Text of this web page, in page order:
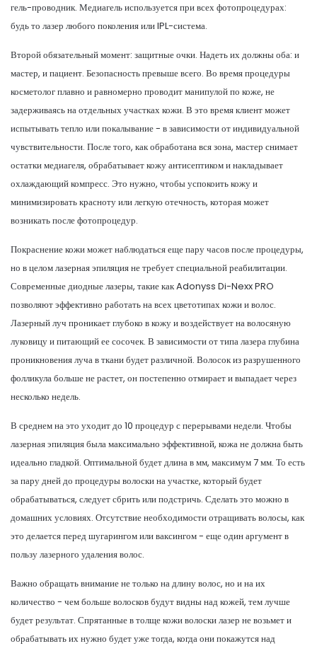
гель-проводник. Медиагель используется при всех фотопроцедурах:
будь то лазер любого поколения или IPL-система.
Второй обязательный момент: защитные очки. Надеть их должны оба: и
мастер, и пациент. Безопасность превыше всего. Во время процедуры
косметолог плавно и равномерно проводит манипулой по коже, не
задерживаясь на отдельных участках кожи. В это время клиент может
испытывать тепло или покалывание - в зависимости от индивидуальной
чувствительности. После того, как обработана вся зона, мастер снимает
остатки медиагеля, обрабатывает кожу антисептиком и накладывает
охлаждающий компресс. Это нужно, чтобы успокоить кожу и
минимизировать красноту или легкую отечность, которая может
возникать после фотопроцедур.
Покраснение кожи может наблюдаться еще пару часов после процедуры,
но в целом лазерная эпиляция не требует специальной реабилитации.
Современные диодные лазеры, такие как Adonyss Di-Nexx PRO
позволяют эффективно работать на всех цветотипах кожи и волос.
Лазерный луч проникает глубоко в кожу и воздействует на волосяную
луковицу и питающий ее сосочек. В зависимости от типа лазера глубина
проникновения луча в ткани будет различной. Волосок из разрушенного
фолликула больше не растет, он постепенно отмирает и выпадает через
несколько недель.
В среднем на это уходит до 10 процедур с перерывами недели. Чтобы
лазерная эпиляция была максимально эффективной, кожа не должна быть
идеально гладкой. Оптимальной будет длина в мм, максимум 7 мм. То есть
за пару дней до процедуры волоски на участке, который будет
обрабатываться, следует сбрить или подстричь. Сделать это можно в
домашних условиях. Отсутствие необходимости отращивать волосы, как
это делается перед шугарингом или ваксингом - еще один аргумент в
пользу лазерного удаления волос.
Важно обращать внимание не только на длину волос, но и на их
количество - чем больше волосков будут видны над кожей, тем лучше
будет результат. Спрятанные в толще кожи волоски лазер не возьмет и
обрабатывать их нужно будет уже тогда, когда они покажутся над